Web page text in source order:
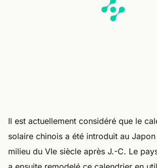
Il est actuellement considéré que le
solaire chinois a été introduit au
milieu du VIe siècle après J.-C. Le